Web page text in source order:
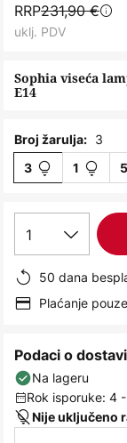
the
beginning
the
images
Sophia viseća
E14
RRP231,90 €
uklj. PDV
Broj žarulja: 3
3 1 5
1
50 dana
Plaćanje
Podaci o dostavi
Na lageru
Rok isporuke: 4
Nije uključeno